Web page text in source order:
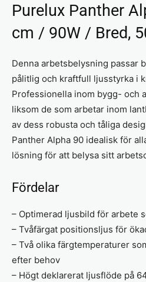
Purelux Panther
cm / 90W / Bred,
Denna arbetsbelysning passar
pålitlig och kraftfull ljusstyrka i
Professionella inom bygg- och
liksom de som arbetar inom
av dess robusta och tåliga
Panther Alpha 90 idealisk för
lösning för att belysa sitt
Fördelar
– Optimerad ljusbild för arbete
– Tvåfärgat positionsljus för
– Två olika färgtemperaturer
efter behov
– Högt deklarerat ljusflöde på